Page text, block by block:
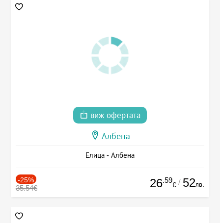
виж офертата
Албена
Елица - Албена
-25%
35.54€ 26.59
€ / 52лв.